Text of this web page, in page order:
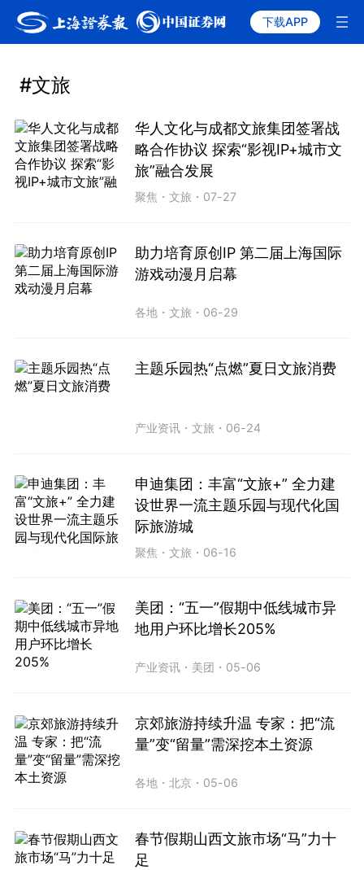
下载APP
#文旅
华人文化与成都文旅集团签署战
略合作协议 探索“影视IP+城市文
旅”融合发展
聚焦 ・文旅 ・ 07-27
助力培育原创IP 第二届上海国际
游戏动漫月启幕
各地 ・文旅 ・ 06-29
主题乐园热“点燃”夏日文旅消费
产业资讯 ・文旅 ・ 06-24
申迪集团：丰富“文旅+” 全力建
设世界一流主题乐园与现代化国
际旅游城
聚焦 ・文旅 ・ 06-16
美团：“五一”假期中低线城市异
地用户环比增长205%
产业资讯 ・ 美团 ・ 05-06
京郊旅游持续升温 专家：把“流
量”变“留量”需深挖本土资源
各地 ・北京 ・ 05-06
春节假期山西文旅市场“马”力十
足